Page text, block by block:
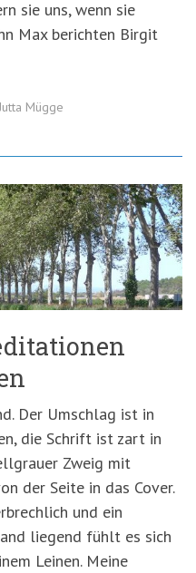
sie uns, wenn sie
Max berichten Birgit
Mügge
Der Umschlag ist in
die Schrift ist zart in
Zweig mit
der Seite in das Cover.
und ein
liegend fühlt es sich
Leinen. Meine